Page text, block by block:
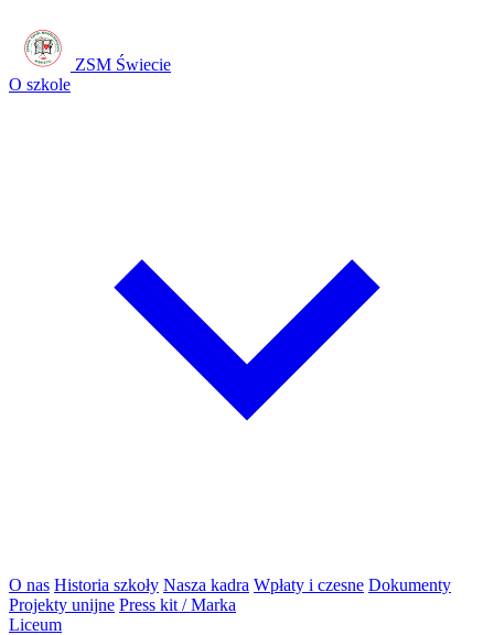
ZSM Świecie
O szkole
O nas Historia szkoły Nasza kadra Wpłaty i czesne Dokumenty
Projekty unijne Press kit / Marka
Liceum